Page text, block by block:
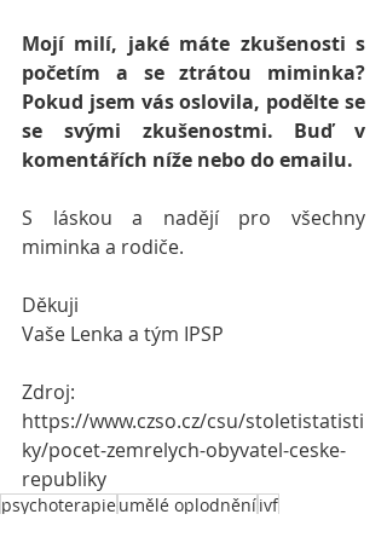
Mojí milí, jaké máte zkušenosti s
početím a se ztrátou miminka?
Pokud jsem vás oslovila, podělte se
se svými zkušenostmi. Buď v
komentářích níže nebo do emailu.
S láskou a nadějí pro všechny
miminka a rodiče.
Děkuji
Vaše Lenka a tým IPSP
Zdroj:
https://www.czso.cz/csu/stoletistatisti
ky/pocet-zemrelych-obyvatel-ceske-
republiky
psychoterapieumělé oplodněníivf